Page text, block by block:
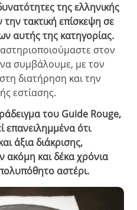
της ελληνικής
την τακτική επίσκεψη σε
αυτής της κατηγορίας.
στον
συμβάλουμε, με τον
διατήρηση και την
εστίασης.
του Guide Rouge,
επανειλημμένα ότι
άξια διάκρισης,
ακόμη και δέκα χρόνια
αστέρι.